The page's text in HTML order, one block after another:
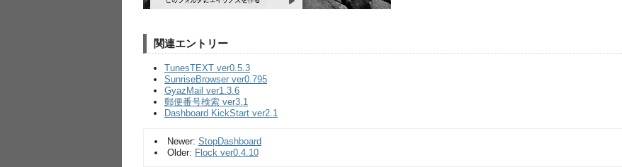
関連エントリー
TunesTEXT ver0.5.3
SunriseBrowser ver0.795
GyazMail ver1.3.6
郵便番号検索 ver3.1
Dashboard KickStart ver2.1
Newer: StopDashboard
Older: Flock ver0.4.10